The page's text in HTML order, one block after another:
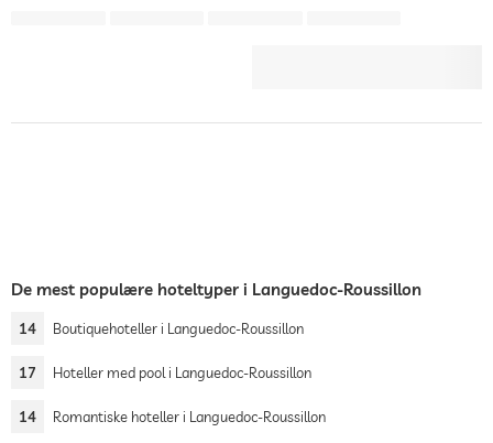
De mest populære hoteltyper i Languedoc-Roussillon
14 Boutiquehoteller i Languedoc-Roussillon
17 Hoteller med pool i Languedoc-Roussillon
14 Romantiske hoteller i Languedoc-Roussillon